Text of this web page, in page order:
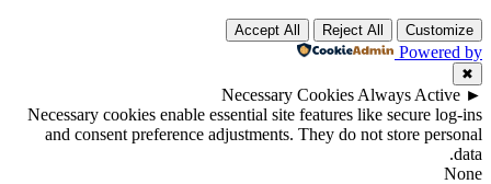
Customize
Reject All
Accept All
Powered by
✖
►
Necessary Cookies Always Active
Necessary cookies enable essential site features like secure log-ins
and consent preference adjustments. They do not store personal
data.
None